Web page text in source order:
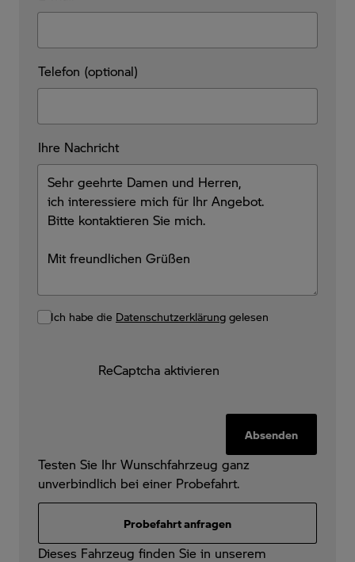
Telefon (optional)
Ihre Nachricht
Ich habe die Datenschutzerklärung gelesen
ReCaptcha aktivieren
Absenden
Testen Sie Ihr Wunschfahrzeug ganz
unverbindlich bei einer Probefahrt.
Probefahrt anfragen
Dieses Fahrzeug finden Sie in unserem